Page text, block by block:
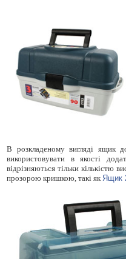
В розкладеному вигляді ящик
використовувати в якості
відрізняються тільки кількістю
прозорою кришкою, такі якЯщик